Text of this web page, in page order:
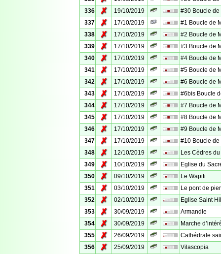
336
✗ 19/10/2019
#30 Boucle de
337
✗ 17/10/2019
#1 Boucle de
338
✗ 17/10/2019
#2 Boucle de
339
✗ 17/10/2019
#3 Boucle de
340
✗ 17/10/2019
#4 Boucle de
341
✗ 17/10/2019
#5 Boucle de
342
✗ 17/10/2019
#6 Boucle de
343
✗ 17/10/2019
#6bis Boucle
344
✗ 17/10/2019
#7 Boucle de
345
✗ 17/10/2019
#8 Boucle de
346
✗ 17/10/2019
#9 Boucle de
347
✗ 17/10/2019
#10 Boucle de
348
✗ 12/10/2019
Les Cèdres
349
✗ 10/10/2019
Eglise du
350
✗ 09/10/2019
Le Wapiti
351
✗ 03/10/2019
Le pont de
352
✗ 02/10/2019
Eglise Saint
353
✗ 30/09/2019
Armandie
354
✗ 30/09/2019
Marche
355
✗ 26/09/2019
Cathédrale
356
✗ 25/09/2019
Vilascopia